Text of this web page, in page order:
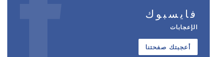
فايسبوك
الإعجابات
أعجبتك صفحتنا